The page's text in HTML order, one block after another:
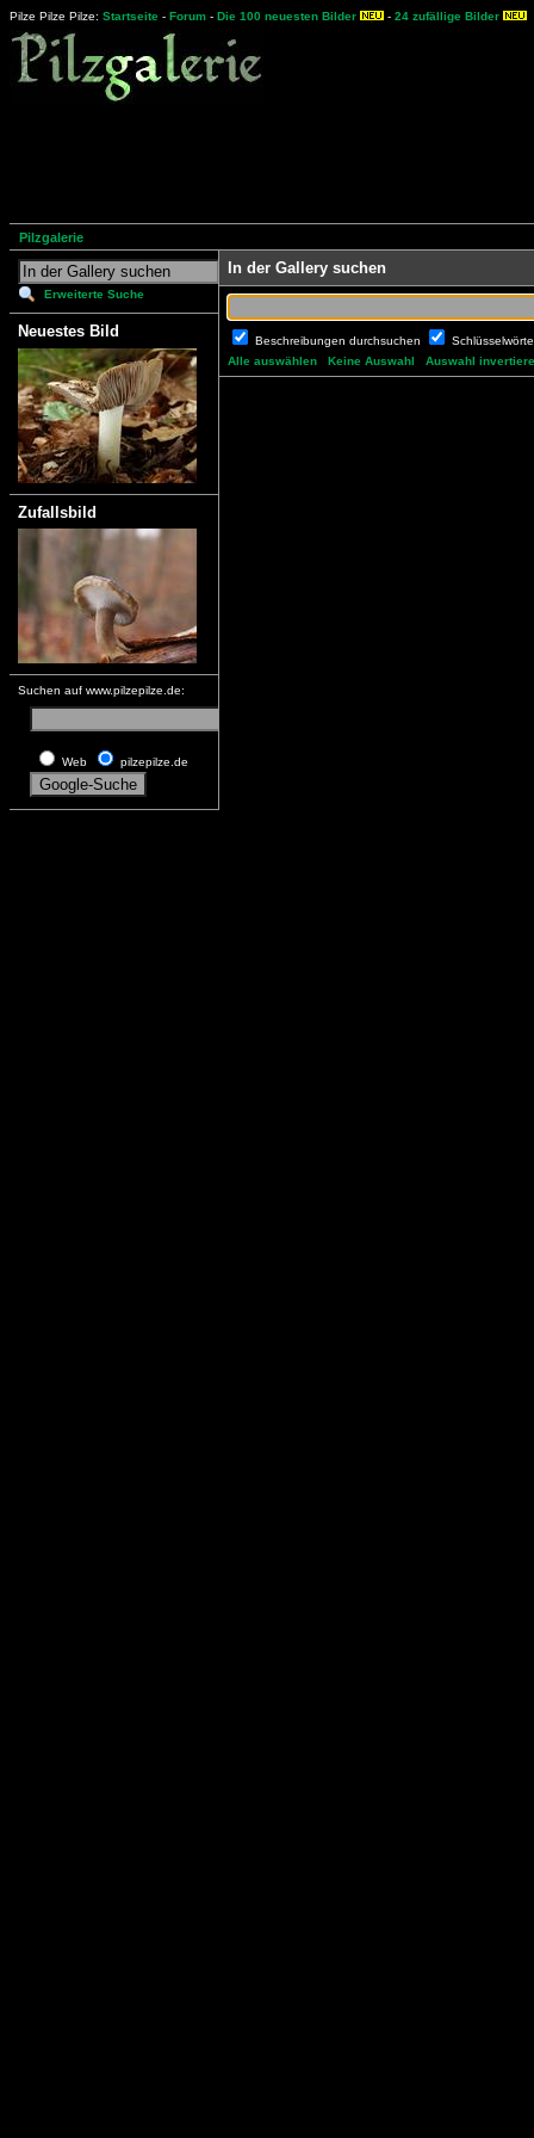
Pilze Pilze Pilze: Startseite - Forum - Die 100 neuesten Bilder - 24 zufällige Bilder
Pilzgalerie
Erweiterte Suche
Neuestes Bild
Zufallsbild
Suchen auf www.pilzepilze.de:
Web pilzepilze.de
In der Gallery suchen
Beschreibungen durchsuchen
Alle auswählen
Keine Auswahl Auswahl